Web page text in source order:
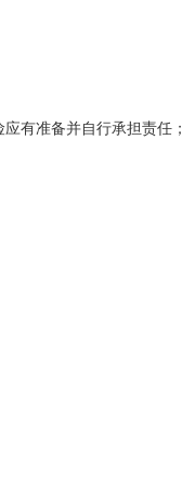
有准备并自行承担责任；